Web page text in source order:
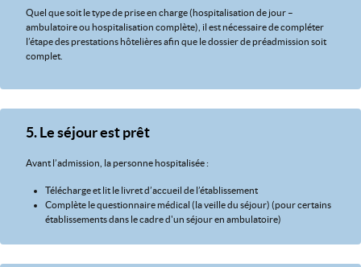
Quel que soit le type de prise en charge (hospitalisation de jour –
ambulatoire ou hospitalisation complète), il est nécessaire de compléter
l’étape des prestations hôtelières afin que le dossier de préadmission soit
complet.
5. Le séjour est prêt
Avant l’admission, la personne hospitalisée :
Télécharge et lit le livret d’accueil de l’établissement
Complète le questionnaire médical (la veille du séjour) (pour certains
établissements dans le cadre d'un séjour en ambulatoire)